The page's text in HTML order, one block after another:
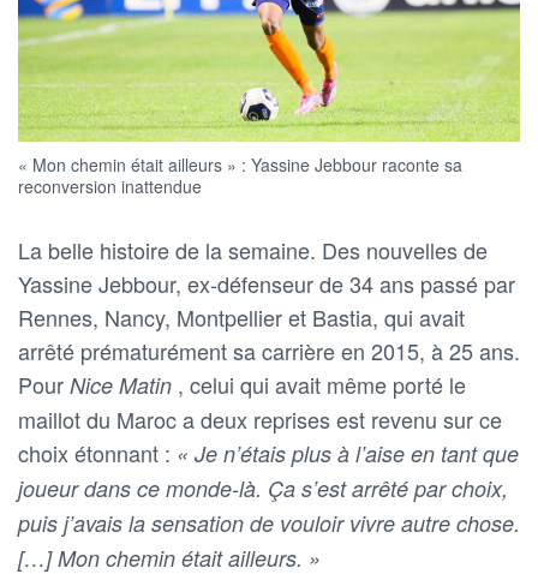
« Mon chemin était ailleurs » : Yassine Jebbour raconte sa
reconversion inattendue
La belle histoire de la semaine. Des nouvelles de
Yassine Jebbour, ex-défenseur de 34 ans passé par
Rennes, Nancy, Montpellier et Bastia, qui avait
arrêté prématurément sa carrière en 2015, à 25 ans.
Pour Nice Matin , celui qui avait même porté le
maillot du Maroc a deux reprises est revenu sur ce
choix étonnant : « Je n’étais plus à l’aise en tant que
joueur dans ce monde-là. Ça s’est arrêté par choix,
puis j’avais la sensation de vouloir vivre autre chose.
[…] Mon chemin était ailleurs. »